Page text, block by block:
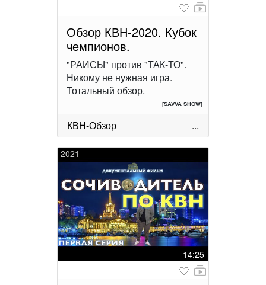
Обзор КВН-2020. Кубок
чемпионов.
"РАИСЫ" против "ТАК-ТО".
Никому не нужная игра.
Тотальный обзор.
[SAVVA SHOW]
КВН-Обзор ...
2021
14:25